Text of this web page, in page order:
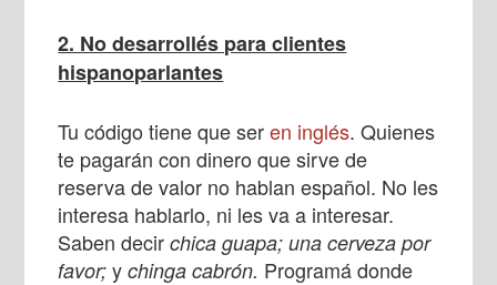
2. No desarrollés para clientes
hispanoparlantes
Tu código tiene que seren inglés. Quienes
te pagarán con dinero que sirve de
reserva de valor no hablan español. No les
interesa hablarlo, ni les va a interesar.
Saben decirchica guapa; una cerveza por
favor;ychinga cabrón. Programá donde